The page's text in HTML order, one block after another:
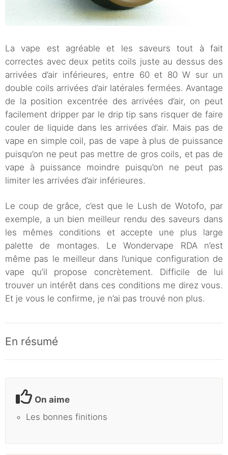
La vape est agréable et les saveurs tout à fait
correctes avec deux petits coils juste au dessus des
arrivées d’air inférieures, entre 60 et 80 W sur un
double coils arrivées d’air latérales fermées. Avantage
de la position excentrée des arrivées d’air, on peut
facilement dripper par le drip tip sans risquer de faire
couler de liquide dans les arrivées d’air. Mais pas de
vape en simple coil, pas de vape à plus de puissance
puisqu’on ne peut pas mettre de gros coils, et pas de
vape à puissance moindre puisqu’on ne peut pas
limiter les arrivées d’air inférieures.
Le coup de grâce, c’est que le Lush de Wotofo, par
exemple, a un bien meilleur rendu des saveurs dans
les mêmes conditions et accepte une plus large
palette de montages. Le Wondervape RDA n’est
même pas le meilleur dans l’unique configuration de
vape qu’il propose concrètement. Difficile de lui
trouver un intérêt dans ces conditions me direz vous.
Et je vous le confirme, je n’ai pas trouvé non plus.
En résumé
On aime
Les bonnes finitions